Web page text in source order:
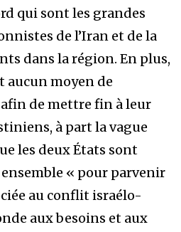
qui sont les grandes
de l’Iran et de la
dans la région. En plus,
aucun moyen de
de mettre fin à leur
à part la vague
les deux États sont
« pour parvenir
au conflit israélo-
aux besoins et aux